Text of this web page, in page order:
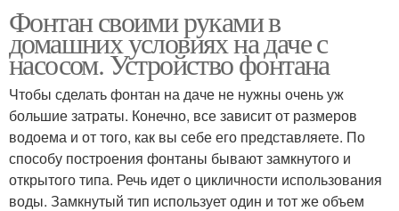
Фонтан своими руками в
домашних условиях на даче с
насосом. Устройство фонтана
Чтобы сделать фонтан на даче не нужны очень уж
большие затраты. Конечно, все зависит от размеров
водоема и от того, как вы себе его представляете. По
способу построения фонтаны бывают замкнутого и
открытого типа. Речь идет о цикличности использования
воды. Замкнутый тип использует один и тот же объем